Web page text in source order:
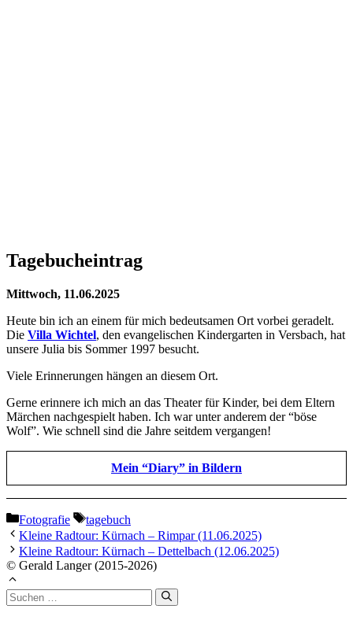
Tagebucheintrag
Mittwoch, 11.06.2025
Heute bin ich an einem für mich bedeutsamen Ort vorbei geradelt.
Die Villa Wichtel, den evangelischen Kindergarten in Versbach, hat
unsere Julia bis Sommer 1997 besucht.
Viele Erinnerungen hängen an diesem Ort.
Gerne erinnere ich mich an das Theater für Kinder, bei dem Eltern
Märchen nachgespielt haben. Ich war unter anderem der “böse
Wolf”. Wie schnell sind die Jahre seitdem vergangen!
Mein “Diary” in Bildern
Kategorien
Fotografie Schlagwörter
tagebuch
Kleine Radtour: Kürnach – Rimpar (11.06.2025)
Kleine Radtour: Kürnach – Dettelbach (12.06.2025)
© Gerald Langer (2015-2026)
Suchen
nach: